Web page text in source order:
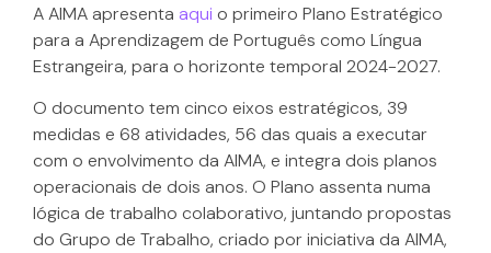
A AIMA apresenta aqui o primeiro Plano Estratégico
para a Aprendizagem de Português como Língua
Estrangeira, para o horizonte temporal 2024-2027.
O documento tem cinco eixos estratégicos, 39
medidas e 68 atividades, 56 das quais a executar
com o envolvimento da AIMA, e integra dois planos
operacionais de dois anos. O Plano assenta numa
lógica de trabalho colaborativo, juntando propostas
do Grupo de Trabalho, criado por iniciativa da AIMA,